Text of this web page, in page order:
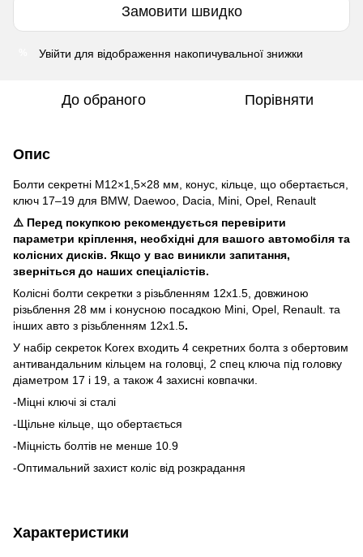
Замовити швидко
Увійти для відображення накопичувальної знижки
До обраного Порівняти
Опис
Болти секретні M12×1,5×28 мм, конус, кільце, що обертається,
ключ 17–19 для BMW, Daewoo, Dacia, Mini, Opel, Renault
⚠️ Перед покупкою рекомендується перевірити
параметри кріплення, необхідні для вашого автомобіля та
колісних дисків. Якщо у вас виникли запитання,
зверніться до наших спеціалістів.
Колісні болти секретки з різьбленням 12x1.5, довжиною
різьблення 28 мм і конусною посадкою Mini, Opel, Renault. та
інших авто з різьбленням 12x1.5.
У набір секреток Korex входить 4 секретних болта з обертовим
антивандальним кільцем на головці, 2 спец ключа під головку
діаметром 17 і 19, а також 4 захисні ковпачки.
-Міцні ключі зі сталі
-Щільне кільце, що обертається
-Міцність болтів не менше 10.9
-Оптимальний захист коліс від розкрадання
Характеристики